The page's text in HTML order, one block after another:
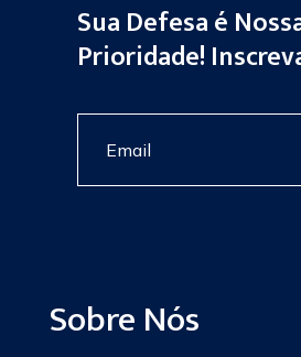
Sua Defesa é
Prioridade!
Sobre Nós